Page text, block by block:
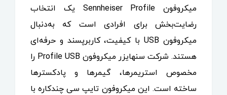
میکروفون Sennheiser Profile یک انتخاب
رضایت‌بخش برای افرادی است که به‌دنبال
میکروفون USB با کیفیت، کاربرپسند و حرفه‌ای
هستند. شرکت سنهایزر میکروفون Profile USB را
مخصوص استریمرها، گیمرها و پادکسترها
ساخته است. این میکروفون تایپ سی چندکاره با